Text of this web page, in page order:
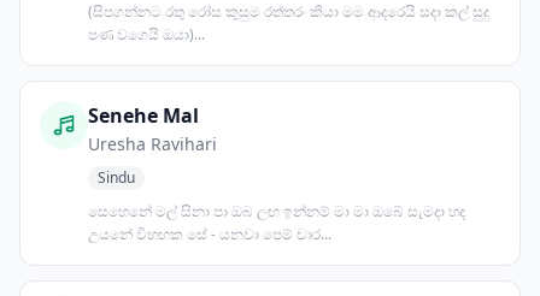
(සිපගන්නට රතු රෝස කුසුම රත්තරං කියා මම ආදරෙයි සදා කල් සුදු
පණ වගෙයි ඔයා)...
Senehe Mal
Uresha Ravihari
Sindu
සෙහෙනේ මල් සිනා පා ඔබ ලඟ ඉන්නම් මා මා ඔබේ සැමදා හද
උයනේ විහඟක සේ - යනවා පෙම් චාර...